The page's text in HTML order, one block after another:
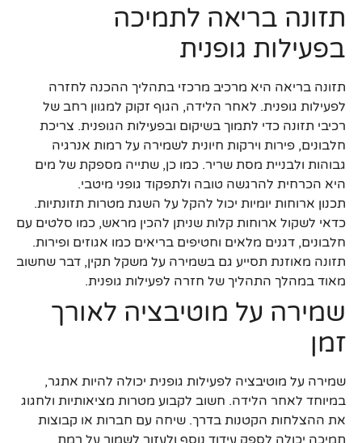
תזונה בריאה לתמיכה
בפעילות גופנית
תזונה בריאה היא מרכיב מרכזי בתהליך ההכנה לחזרה
לפעילות גופנית. לאחר הלידה, הגוף זקוק למגוון רחב של
רכיבי תזונה כדי לתמוך בשיקום ובפעילות הגופנית. צריכת
חלבונים, פירות וירקות חיונית לשמירה על רמות אנרגיה
גבוהות ולבניית מסת שריר. כמו כן, שתייה מספקת של מים
היא הכרחית להרגשה טובה ולתפקוד גופני מיטבי.
תכנון ארוחות יומיות יכול להקל על השגת מטרות תזונתיות.
כדאי לשקול ארוחות קלות שניתן להכין מראש, כמו סלטים עם
חלבונים, דגנים מלאים וחטיפים בריאים כמו אגוזים ופירות.
תזונה מאוזנת תסייע גם בשמירה על משקל תקין, דבר שחשוב
מאוד במהלך התהליך של חזרה לפעילות גופנית.
שמירה על מוטיבציה לאורך
זמן
שמירה על מוטיבציה לפעילות גופנית יכולה להיות אתגר,
במיוחד לאחר הלידה. חשוב לקבוע מטרות מציאותיות ולחגוג
את ההצלחות הקטנות בדרך. שיחה עם חברות או קבוצות